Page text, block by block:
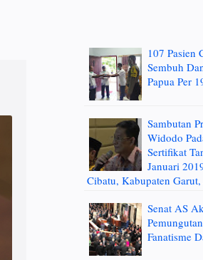
107 Pasien
Sembuh
Papua Per
Sambutan
Widodo
Sertifikat
Januari
Cibatu, Kabupaten
Senat AS
Fanatisme